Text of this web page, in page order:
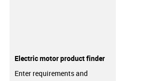
Electric motor product finder
Enter requirements and